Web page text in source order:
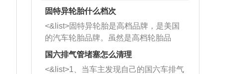
固特异轮胎什么档次
<&list>固特异轮胎是高档品牌，是美国
的汽车轮胎品牌。虽然是高档轮胎品
牌，但是中高低端的轮胎都有生产，这
也是为了更好的开拓市场。
国六排气管堵塞怎么清理
<&list>1、当车主发现自己的国六车排气